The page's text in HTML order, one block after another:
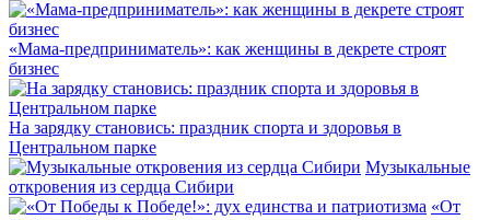
«Мама-предприниматель»: как женщины в декрете строят
бизнес
На зарядку становись: праздник спорта и здоровья в
Центральном парке
Музыкальные
откровения из сердца Сибири
«От